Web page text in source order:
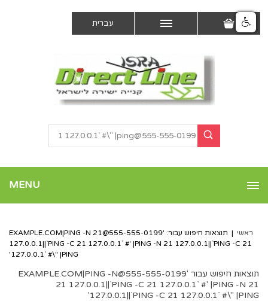
עברית
MENU
ראשי | תוצאות חיפוש עבור: '555-555-0199@EXAMPLE.COM
|PING -N 21
127.0.0.1||`PING -C 21 127.0.0.1` #' |PING -N 21 127.0.0.1||`PING -C 21
127.0.0.1` #\" |PING'
תוצאות חיפוש עבור '555-555-0199@EXAMPLE.COM
|PING -N
21 127.0.0.1||`PING -C 21 127.0.0.1` #' |PING -N 21
127.0.0.1||`PING -C 21 127.0.0.1` #\" |PING'